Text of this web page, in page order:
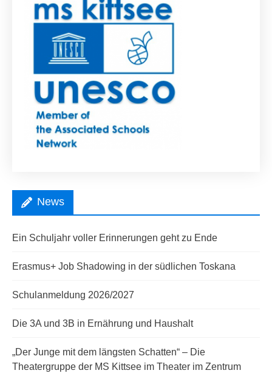
News
Ein Schuljahr voller Erinnerungen geht zu Ende
Erasmus+ Job Shadowing in der südlichen Toskana
Schulanmeldung 2026/2027
Die 3A und 3B in Ernährung und Haushalt
„Der Junge mit dem längsten Schatten“ – Die
Theatergruppe der MS Kittsee im Theater im Zentrum